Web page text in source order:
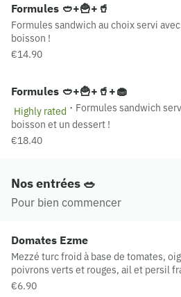
Formules 🥙+🍟+🥤
Formules sandwich au choix servi
boisson !
€14.90
Formules 🥙+🍟+🥤+🧁
Highly rated · Formules sandwich
boisson et un dessert !
€18.40
Nos entrées 🥗
Pour bien commencer
Domates Ezme
Mezzé turc froid à base de tomates,
poivrons verts et rouges, ail et persil
€6.90